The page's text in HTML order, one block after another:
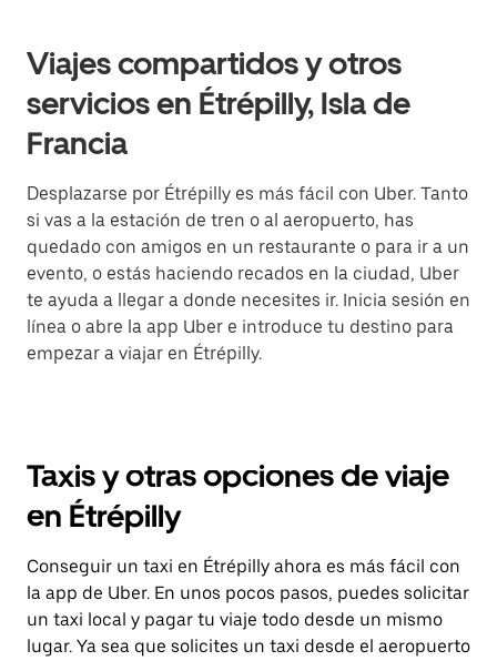
Viajes compartidos y otros
servicios en Étrépilly, Isla de
Francia
Desplazarse por Étrépilly es más fácil con Uber. Tanto
si vas a la estación de tren o al aeropuerto, has
quedado con amigos en un restaurante o para ir a un
evento, o estás haciendo recados en la ciudad, Uber
te ayuda a llegar a donde necesites ir. Inicia sesión en
línea o abre la app Uber e introduce tu destino para
empezar a viajar en Étrépilly.
Taxis y otras opciones de viaje
en Étrépilly
Conseguir un taxi en Étrépilly ahora es más fácil con
la app de Uber. En unos pocos pasos, puedes solicitar
un taxi local y pagar tu viaje todo desde un mismo
lugar. Ya sea que solicites un taxi desde el aeropuerto